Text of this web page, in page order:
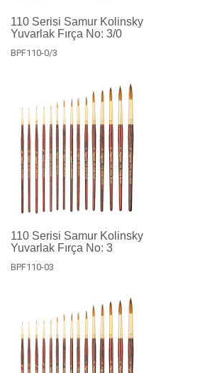
110 Serisi Samur Kolinsky
Yuvarlak Fırça No: 3/0
BPF110-0/3
110 Serisi Samur Kolinsky
Yuvarlak Fırça No: 3
BPF110-03